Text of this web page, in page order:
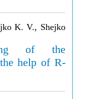
K. V., Shejko
of the
help of R-